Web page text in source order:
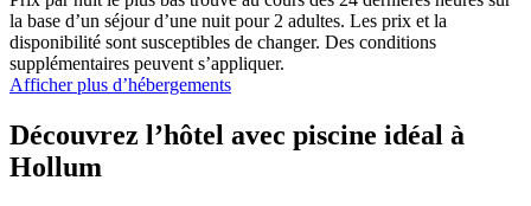
la base d’un séjour d’une nuit pour 2 adultes. Les prix et la
disponibilité sont susceptibles de changer. Des conditions
supplémentaires peuvent s’appliquer.
Afficher plus d’hébergements
Découvrez l’hôtel avec piscine idéal à
Hollum